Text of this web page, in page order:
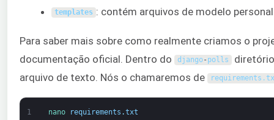
templates : contém arquivos de modelo
Para saber mais sobre como realmente criamos o
documentação oficial. Dentro do
django- polls
arquivo de texto. Nós o chamaremos de
requirements .
1 nano requirements .txt